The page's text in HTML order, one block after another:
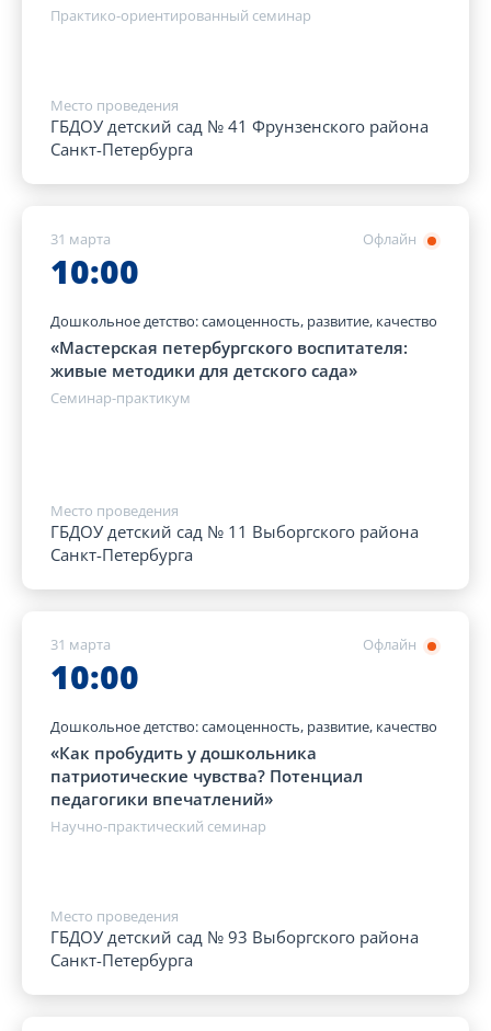
Практико-ориентированный семинар
Место проведения
ГБДОУ детский сад № 41 Фрунзенского района
Санкт-Петербурга
Офлайн
31 марта
10:00
Дошкольное детство: самоценность, развитие, качество
«Мастерская петербургского воспитателя:
живые методики для детского сада»
Семинар-практикум
Место проведения
ГБДОУ детский сад № 11 Выборгского района
Санкт-Петербурга
Офлайн
31 марта
10:00
Дошкольное детство: самоценность, развитие, качество
«Как пробудить у дошкольника
патриотические чувства? Потенциал
педагогики впечатлений»
Научно-практический семинар
Место проведения
ГБДОУ детский сад № 93 Выборгского района
Санкт-Петербурга